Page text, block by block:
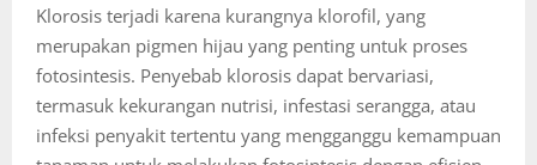
Klorosis terjadi karena kurangnya klorofil, yang
merupakan pigmen hijau yang penting untuk proses
fotosintesis. Penyebab klorosis dapat bervariasi,
termasuk kekurangan nutrisi, infestasi serangga, atau
infeksi penyakit tertentu yang mengganggu kemampuan